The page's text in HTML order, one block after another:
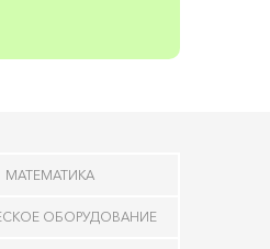
МАТЕМАТИКА
ОБОРУДОВАНИЕ